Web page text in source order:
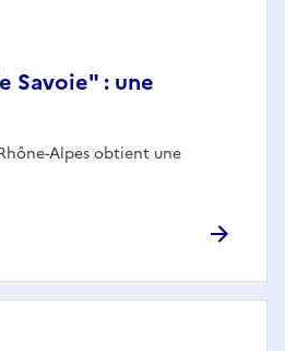
Savoie" : une
Alpes obtient une